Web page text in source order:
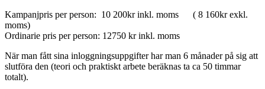
Kampanjpris per person: 10 200kr inkl. moms ( 8 160kr exkl.
moms)
Ordinarie pris per person: 12750 kr inkl. moms
När man fått sina inloggningsuppgifter har man 6 månader på sig att
slutföra den (teori och praktiskt arbete beräknas ta ca 50 timmar
totalt).